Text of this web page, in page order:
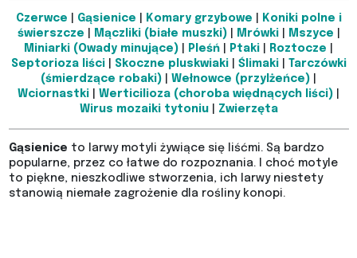
Czerwce Gąsienice Komary grzybowe
Koniki polne i
świerszcze
Mączliki (białe muszki)| Mrówki| Mszyce
Miniarki (Owady minujące)
Pleśń Ptaki Roztocze
Septorioza liści| Skoczne pluskwiaki| Ślimaki|
Tarczówki
(śmierdzące robaki)
Wełnowce (przylżeńce)
Wciornastki
Werticilioza (choroba więdnących liści)
Wirus mozaiki tytoniu| Zwierzęta
Gąsienice to larwy motyli żywiące się liśćmi. Są bardzo
popularne, przez co łatwe do rozpoznania. I choć motyle
to piękne, nieszkodliwe stworzenia, ich larwy niestety
stanowią niemałe zagrożenie dla rośliny konopi.